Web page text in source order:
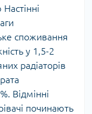
споживання
у 1,5-2
радіаторів
Відмінні
починають